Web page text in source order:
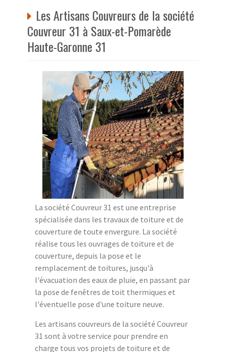
Les Artisans Couvreurs de la société
Couvreur 31 à Saux-et-Pomarède
Haute-Garonne 31
La société Couvreur 31 est une entreprise
spécialisée dans les travaux de toiture et de
couverture de toute envergure. La société
réalise tous les ouvrages de toiture et de
couverture, depuis la pose et le
remplacement de toitures, jusqu'à
l'évacuation des eaux de pluie, en passant par
la pose de fenêtres de toit thermiques et
l'éventuelle pose d'une toiture neuve.
Les artisans couvreurs de la société Couvreur
31 sont à votre service pour prendre en
charge tous vos projets de toiture et de